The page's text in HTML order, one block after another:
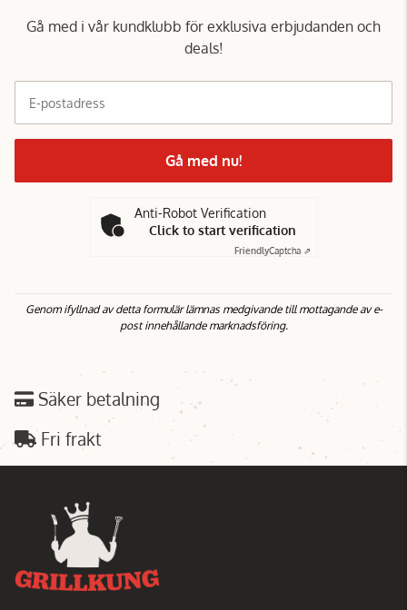
Gå med i vår kundklubb för exklusiva erbjudanden och
deals!
E-postadress
Gå med nu!
Anti-Robot Verification
Click to start verification
FriendlyCaptcha ⇗
Genom ifyllnad av detta formulär lämnas medgivande till mottagande av e-
post innehållande marknadsföring.
Säker betalning
Fri frakt